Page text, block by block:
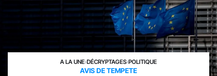
A LA UNE›DÉCRYPTAGES›POLITIQUE
AVIS DE TEMPETE